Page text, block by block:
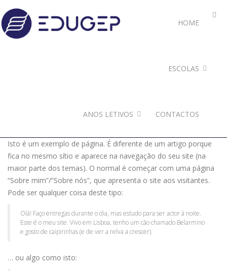
HOME
ESCOLAS
ANOS LETIVOS CONTACTOS
Isto é um exemplo de página. É diferente de um artigo porque
fica no mesmo sítio e aparece na navegação do seu site (na
maior parte dos temas). O normal é começar com uma página
“Sobre mim”/”Sobre nós”, que apresenta o site aos visitantes.
Pode ser qualquer coisa deste tipo:
Olá! Faço entregas durante o dia, mas estudo para ser actor à noite.
Este é o meu site. Vivo em Lisboa, tenho um cão chamado Belarmino
e gosto de caipirinhas (e de ver a relva a crescer).
… ou algo como isto: